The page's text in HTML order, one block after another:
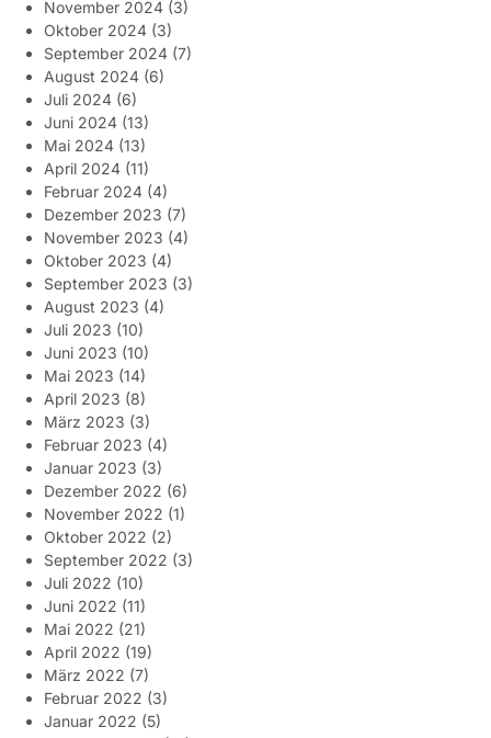
November 2024 (3)
Oktober 2024 (3)
September 2024 (7)
August 2024 (6)
Juli 2024 (6)
Juni 2024 (13)
Mai 2024 (13)
April 2024 (11)
Februar 2024 (4)
Dezember 2023 (7)
November 2023 (4)
Oktober 2023 (4)
September 2023 (3)
August 2023 (4)
Juli 2023 (10)
Juni 2023 (10)
Mai 2023 (14)
April 2023 (8)
März 2023 (3)
Februar 2023 (4)
Januar 2023 (3)
Dezember 2022 (6)
November 2022 (1)
Oktober 2022 (2)
September 2022 (3)
Juli 2022 (10)
Juni 2022 (11)
Mai 2022 (21)
April 2022 (19)
März 2022 (7)
Februar 2022 (3)
Januar 2022 (5)